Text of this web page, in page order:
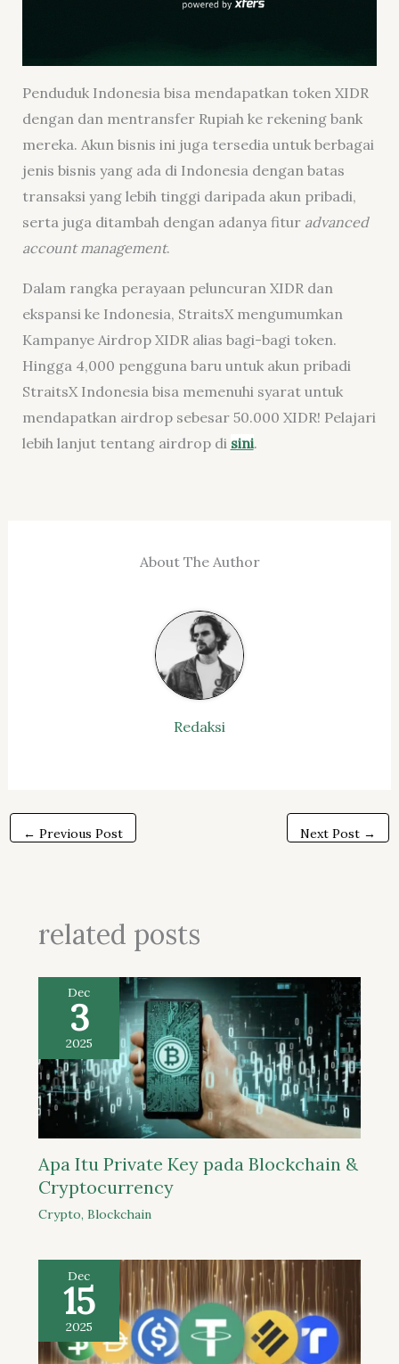
Penduduk Indonesia bisa mendapatkan token XIDR
dengan dan mentransfer Rupiah ke rekening bank
mereka. Akun bisnis ini juga tersedia untuk berbagai
jenis bisnis yang ada di Indonesia dengan batas
transaksi yang lebih tinggi daripada akun pribadi,
serta juga ditambah dengan adanya fitur advanced
account management.
Dalam rangka perayaan peluncuran XIDR dan
ekspansi ke Indonesia, StraitsX mengumumkan
Kampanye Airdrop XIDR alias bagi-bagi token.
Hingga 4,000 pengguna baru untuk akun pribadi
StraitsX Indonesia bisa memenuhi syarat untuk
mendapatkan airdrop sebesar 50.000 XIDR! Pelajari
lebih lanjut tentang airdrop di sini.
About The Author
Redaksi
← Previous Post Next Post →
related posts
Dec
3
2025
Apa Itu Private Key pada Blockchain &
Cryptocurrency
Crypto, Blockchain
Dec
15
2025